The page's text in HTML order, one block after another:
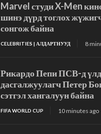
Marvel студи X-Men
шинэ дүрд тоглох
сонгож байна
CELEBRITIES | АЛДАРТНУУД 8
Рикардо Пепи ПСВ-д
дасгалжуулагч Петер
сэтгэл хангалуун байна
FIFA WORLD CUP 10 minutes ago